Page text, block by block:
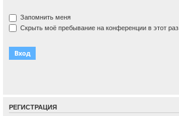
Запомнить меня
Скрыть моё пребывание на конференции в этот раз
РЕГИСТРАЦИЯ